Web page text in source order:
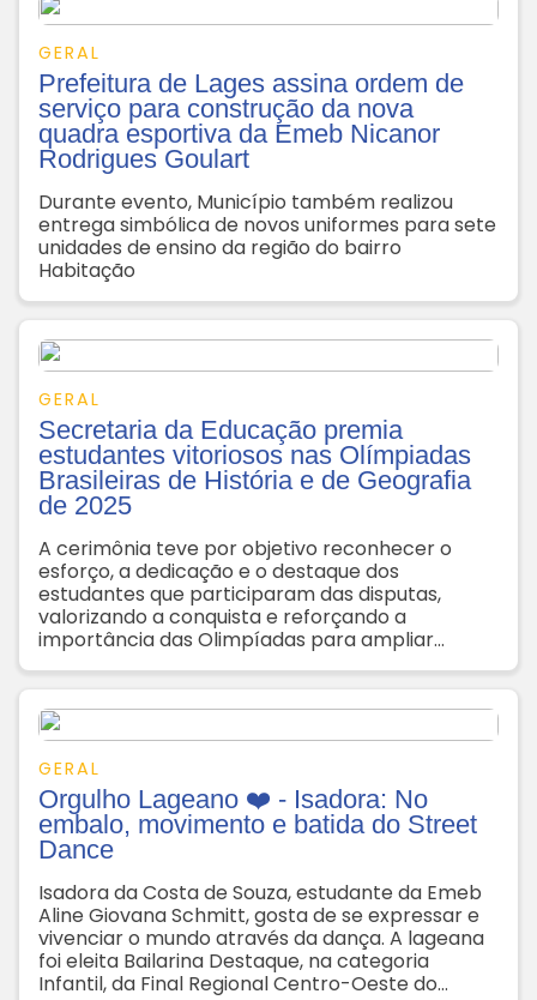
GERAL
Prefeitura de Lages assina ordem de
serviço para construção da nova
quadra esportiva da Emeb Nicanor
Rodrigues Goulart
Durante evento, Município também realizou
entrega simbólica de novos uniformes para sete
unidades de ensino da região do bairro
Habitação
GERAL
Secretaria da Educação premia
estudantes vitoriosos nas Olímpiadas
Brasileiras de História e de Geografia
de 2025
A cerimônia teve por objetivo reconhecer o
esforço, a dedicação e o destaque dos
estudantes que participaram das disputas,
valorizando a conquista e reforçando a
importância das Olimpíadas para ampliar
Ciências Humanas
GERAL
Orgulho Lageano ❤️ - Isadora: No
embalo, movimento e batida do Street
Dance
Isadora da Costa de Souza, estudante da Emeb
Aline Giovana Schmitt, gosta de se expressar e
vivenciar o mundo através da dança. A lageana
foi eleita Bailarina Destaque, na categoria
Infantil, da Final Regional Centro-Oeste do